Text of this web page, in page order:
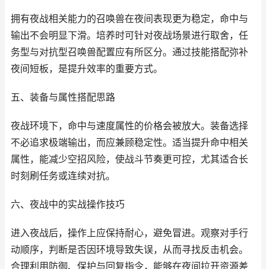
拥有夜战相关能力的召唤兽在夜间表现更为稳定，命中与
输出不会明显下滑。培养时可针对夜战场景进行取舍，任
务型与对抗型召唤兽配置应有所区分。通过技能搭配弥补
夜间短板，是提升效率的重要方式。
五、装备与属性搭配思路
夜战环境下，命中与速度属性的价格会被放大。装备选择
不必追求极端输出，而应兼顾稳定性。适当提升命中相关
属性，能减少空招风险，使战斗节奏更可控，尤其适合长
时刻刷任务或连续对抗。
六、夜战中的实战操作技巧
进入夜战后，操作上应保持耐心，避免冒进。观察对手行
动顺序，判断是否因环境导致失误，从而寻找反击机会。
合理利用防御、保护与回复指令，能够在夜间拉开资源差